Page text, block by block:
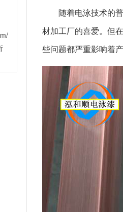
随着电泳技术的
材加工厂的喜爱。但
些问题都严重影响着